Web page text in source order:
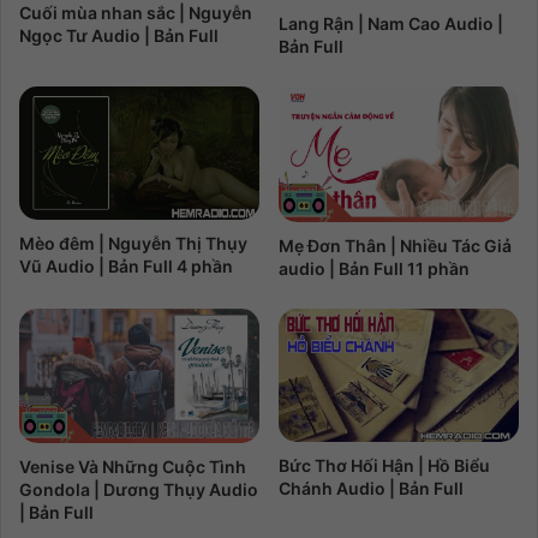
Cuối mùa nhan sắc | Nguyễn
Ngọc Tư Audio | Bản Full
Lang Rận | Nam Cao Audio |
Bản Full
Mèo đêm | Nguyễn Thị Thụy
Vũ Audio | Bản Full 4 phần
Mẹ Đơn Thân | Nhiều Tác Giả
audio | Bản Full 11 phần
Venise Và Những Cuộc Tình
Gondola | Dương Thụy Audio
| Bản Full
Bức Thơ Hối Hận | Hồ Biểu
Chánh Audio | Bản Full